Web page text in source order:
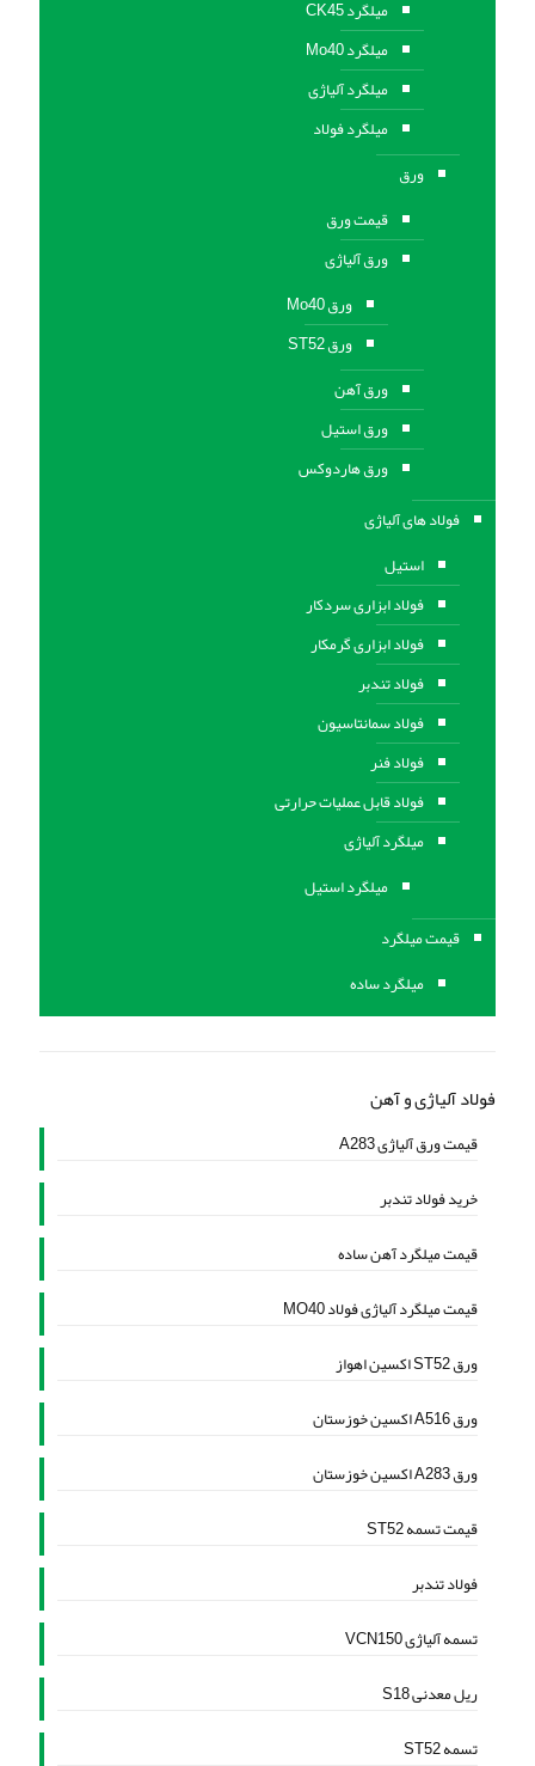
میلگرد CK45
میلگرد Mo40
میلگرد آلیاژی
میلگرد فولاد
ورق
قیمت ورق
ورق آلیاژی
ورق Mo40
ورق ST52
ورق آهن
ورق استيل
ورق هاردوکس
فولاد های آلیاژی
استیل
فولاد ابزاری سردکار
فولاد ابزاری گرمکار
فولاد تندبر
فولاد سمانتاسیون
فولاد فنر
فولاد قابل عملیات حرارتی
ميلگرد آلیاژی
میلگرد استیل
قیمت میلگرد
میلگرد ساده
فولاد آلیاژی و آهن
قیمت ورق آلیاژی A283
خرید فولاد تندبر
قیمت میلگرد آهن ساده
قیمت میلگرد آلیاژی فولاد MO40
ورق ST52 اکسین اهواز
ورق A516 اکسین خوزستان
ورق A283 اکسین خوزستان
قیمت تسمه ST52
فولاد تندبر
تسمه آلیاژی VCN150
ریل معدنی S18
تسمه ST52